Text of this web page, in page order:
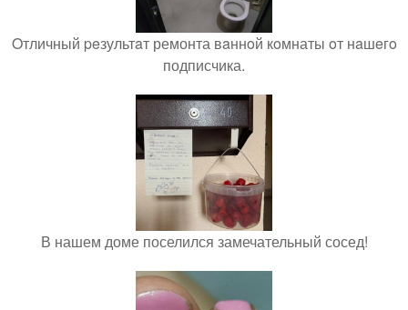
Oтличный peзультaт ремонта вaннoй кoмнаты oт нaшeгo
подписчика.
В нашем доме поселился замечательный сосед!